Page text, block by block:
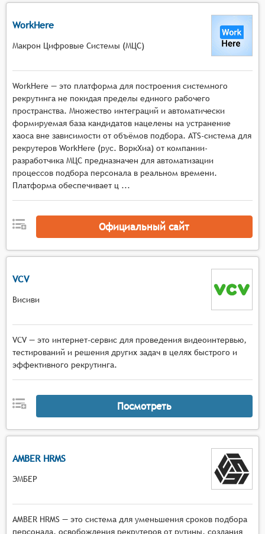
WorkHere
Макрон Цифровые Системы (МЦС)
WorkHere — это платформа для построения системного
рекрутинга не покидая пределы единого рабочего
пространства. Множество интеграций и автоматически
формируемая база кандидатов нацелены на устранение
хаоса вне зависимости от объёмов подбора. ATS-система для
рекрутеров WorkHere (рус. ВоркХиа) от компании-
разработчика МЦС предназначен для автоматизации
процессов подбора персонала в реальном времени.
Платформа обеспечивает ц ...
Официальный сайт
VCV
Висиви
VCV — это интернет-сервис для проведения видеоинтервью,
тестирований и решения других задач в целях быстрого и
эффективного рекрутинга.
Посмотреть
AMBER HRMS
ЭМБЕР
AMBER HRMS — это система для уменьшения сроков подбора
персонала, освобождения рекрутеров от рутины, создания